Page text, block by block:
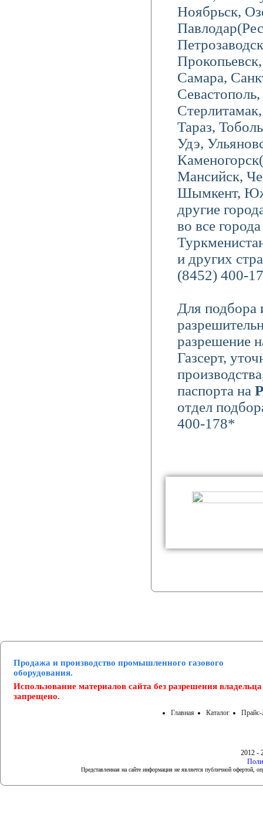
Ноябрьск,
Самара,
Тараз,
Удэ,
Мансийск,
Шымкент,
другие
во все
и других
(8452) 400-
Для подбора
разрешение
Газсерт,
паспорта на
отдел
400-178*
Продажа и производство промышленного газового
оборудования.
Использование материалов сайта без разрешения владельца
запрещено.
Главная Каталог Прайс-
2012 -
Представленная на сайте информация не является публичной